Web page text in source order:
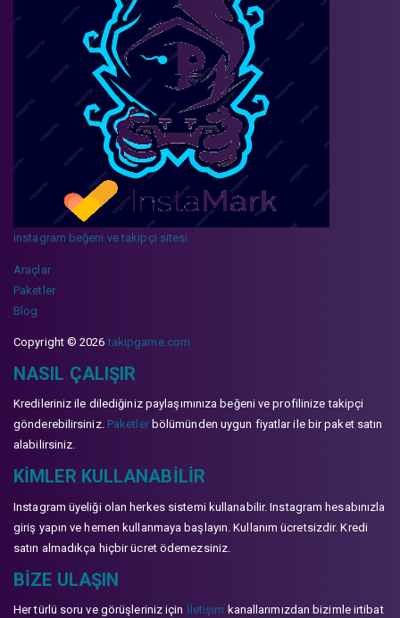
instagram beğeni ve takipçi sitesi
Araçlar
Paketler
Blog
Copyright © 2026takipgame.com
NASIL ÇALIŞIR
Kredileriniz ile dilediğiniz paylaşımınıza beğeni ve profilinize takipçi
gönderebilirsiniz. Paketlerbölümünden uygun fiyatlar ile bir paket satın
alabilirsiniz.
KIMLER KULLANABILIR
Instagram üyeliği olan herkes sistemi kullanabilir. Instagram hesabınızla
giriş yapın ve hemen kullanmaya başlayın. Kullanım ücretsizdir. Kredi
satın almadıkça hiçbir ücret ödemezsiniz.
BIZE ULAŞIN
Her türlü soru ve görüşleriniz için İletişim kanallarımızdan bizimle irtibat